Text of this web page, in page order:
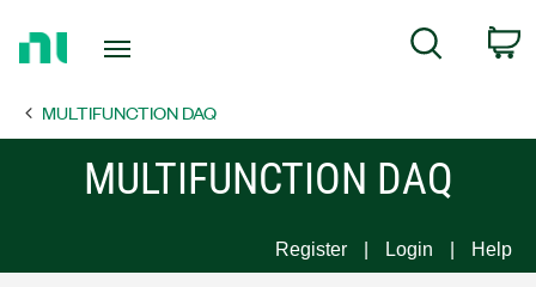
Page
Search
MULTIFUNCTION DAQ
MULTIFUNCTION DAQ
Register Login Help